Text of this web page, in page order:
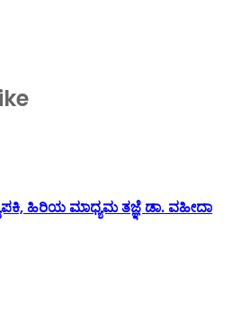
ಹಿರಿಯ ಮಾಧ್ಯಮ ತಜ್ಞೆ ಡಾ. ವಹೀದಾ